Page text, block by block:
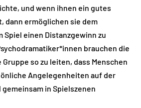
und wenn ihnen ein gutes
dann ermöglichen sie dem
Spiel einen Distanzgewinn zu
brauchen die
so zu leiten, dass Menschen
Angelegenheiten auf der
gemeinsam in Spielszenen